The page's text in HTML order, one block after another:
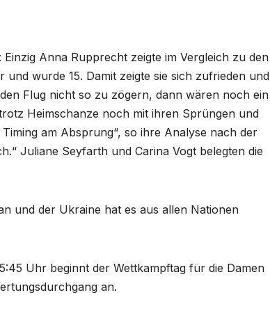
Anna Rupprecht zeigte im Vergleich zu den
wurde 15. Damit zeigte sie sich zufrieden und
Flug nicht so zu zögern, dann wären noch ein
Heimschanze noch mit ihren Sprüngen und
am Absprung“, so ihre Analyse nach der
Juliane Seyfarth und Carina Vogt belegten die
und der Ukraine hat es aus allen Nationen
Uhr beginnt der Wettkampftag für die Damen
an.